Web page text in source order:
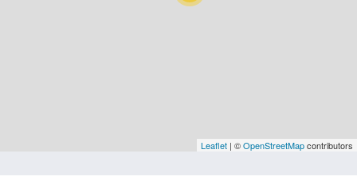
Oberösterreich
VorarlbergLeaflet | ©OpenStreetMapcontributors